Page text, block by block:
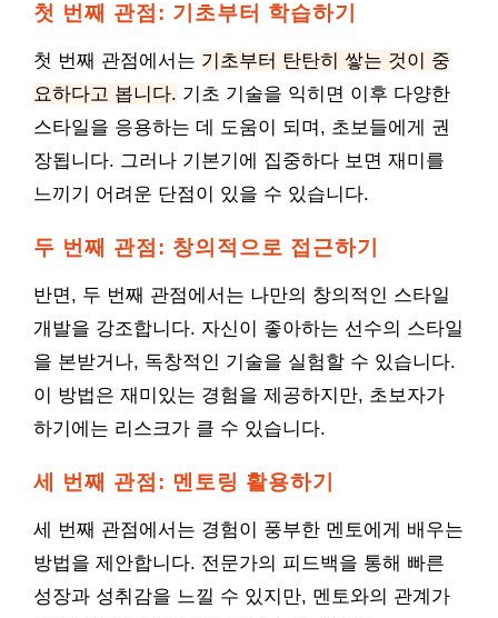
첫 번째 관점: 기초부터 학습하기
첫 번째 관점에서는 기초부터 탄탄히 쌓는 것이 중
요하다고 봅니다. 기초 기술을 익히면 이후 다양한
스타일을 응용하는 데 도움이 되며, 초보들에게 권
장됩니다. 그러나 기본기에 집중하다 보면 재미를
느끼기 어려운 단점이 있을 수 있습니다.
두 번째 관점: 창의적으로 접근하기
반면, 두 번째 관점에서는 나만의 창의적인 스타일
개발을 강조합니다. 자신이 좋아하는 선수의 스타일
을 본받거나, 독창적인 기술을 실험할 수 있습니다.
이 방법은 재미있는 경험을 제공하지만, 초보자가
하기에는 리스크가 클 수 있습니다.
세 번째 관점: 멘토링 활용하기
세 번째 관점에서는 경험이 풍부한 멘토에게 배우는
방법을 제안합니다. 전문가의 피드백을 통해 빠른
성장과 성취감을 느낄 수 있지만, 멘토와의 관계가